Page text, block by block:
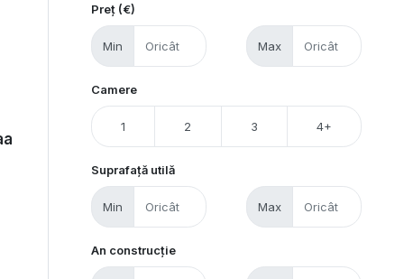
Preț (€)
Min Max
Camere
1 2 3 4+
Suprafață utilă
Min Max
An construcție